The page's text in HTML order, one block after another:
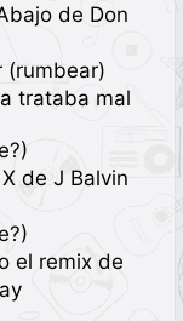
de Don
(rumbear)
trataba mal
de J Balvin
el remix de